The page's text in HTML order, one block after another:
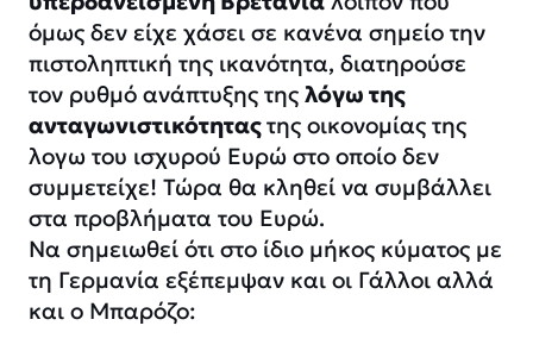
όμως δεν είχε χάσει σε κανένα σημείο την
πιστοληπτική της ικανότητα, διατηρούσε
τον ρυθμό ανάπτυξης της λόγω της
ανταγωνιστικότηταςτης οικονομίας της
λογω του ισχυρού Ευρώ στο οποίο δεν
συμμετείχε! Τώρα θα κληθεί να συμβάλλει
στα προβλήματα του Ευρώ.
Να σημειωθεί ότι στο ίδιο μήκος κύματος με
τη Γερμανία εξέπεμψαν και οι Γάλλοι αλλά
και ο Μπαρόζο: